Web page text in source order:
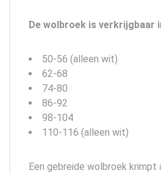
De wolbroek is verkrijgbaar
50-56 (alleen wit)
62-68
74-80
86-92
98-104
110-116 (alleen wit)
Een gebreide wolbroek krimpt